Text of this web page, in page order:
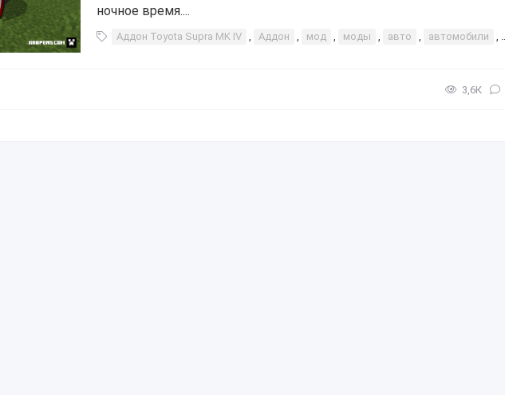
ночное время....
Аддон Toyota Supra MK IV , Аддон , мод , моды , авто , автомобили ,
3,6К